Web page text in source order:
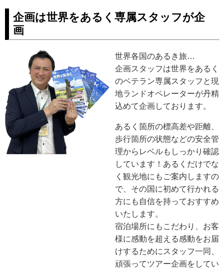
企画は世界をあるく専属スタッフが企
画
世界各国のあるき旅…
企画スタッフは世界をあるく
のベテラン専属スタッフと現
地ランドオペレーターが丹精
込めて企画しております。
あるく箇所の標高差や距離、
歩行箇所の状態などの安全管
理からレベルもしっかり確認
しています！あるくだけでな
く観光地にもご案内しますの
で、その国に初めて行かれる
方にも自信を持っておすすめ
いたします。
宿泊場所にもこだわり、お客
様に感動を超える感動をお届
けするためにスタッフ一同、
頑張ってツアー企画をしてい